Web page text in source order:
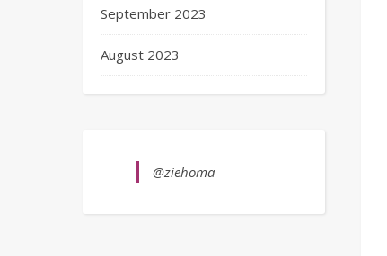
September 2023
August 2023
@ziehoma